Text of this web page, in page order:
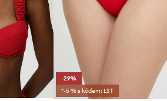
-29%
*-5 % s kódem: LST